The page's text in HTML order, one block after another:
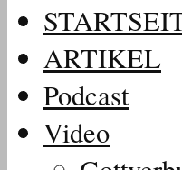
ARTIKEL
Podcast
Video